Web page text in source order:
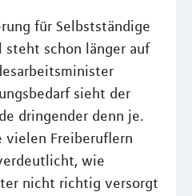
für Selbstständige
schon länger auf
sieht der
dringender denn je.
vielen Freiberuflern
wie
nicht richtig versorgt